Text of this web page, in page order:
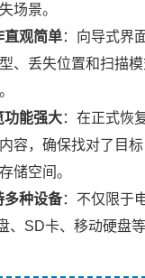
场景。
直观简单：向导式界
、丢失位置和扫描
功能强大：在正式恢
容，确保找对了目
储空间。
多种设备：不仅限于
、SD卡、移动硬盘